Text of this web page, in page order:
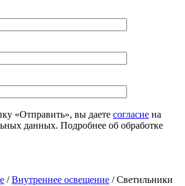
«Отправить», вы даете согласие на
данных. Подробнее об обработке
/Внутреннее освещение / Светильники